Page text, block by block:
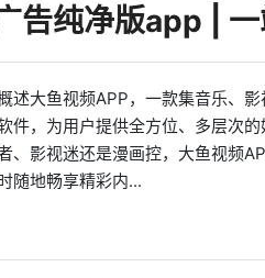
告纯净版app |
述大鱼视频APP，一款集音乐、
件，为用户提供全方位、多层次
、影视迷还是漫画控，大鱼视频
随地畅享精彩内...